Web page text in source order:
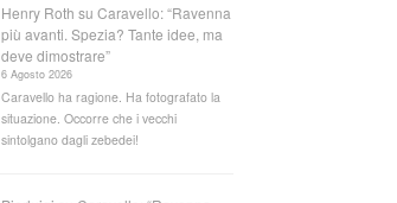
Henry Roth suCaravello: “Ravenna
più avanti. Spezia? Tante idee, ma
deve dimostrare”
6 Agosto 2026
Caravello ha ragione. Ha fotografato la
situazione. Occorre che i vecchi
sintolgano dagli zebedei!